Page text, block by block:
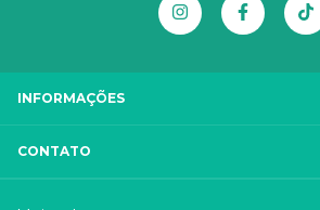
INFORMAÇÕES
CONTATO